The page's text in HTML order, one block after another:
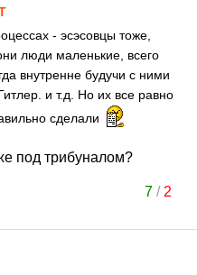
- эсэсовцы тоже,
люди маленькие, всего
внутренне будучи с ними
и т.д. Но их все равно
сделали
под трибуналом?
7/ 2